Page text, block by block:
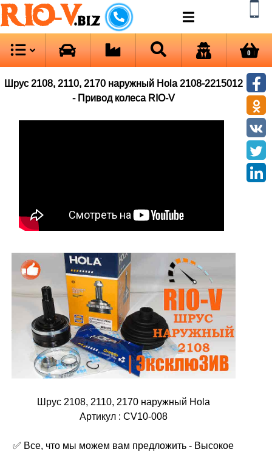
RIO-V.biz
0
Шрус 2108, 2110, 2170 наружный Hola 2108-2215012
- Привод колеса RIO-V
Шрус 2108, 2110, 2170 наружный Hola
Артикул : CV10-008
✅ Все, что мы можем вам предложить - Высокое